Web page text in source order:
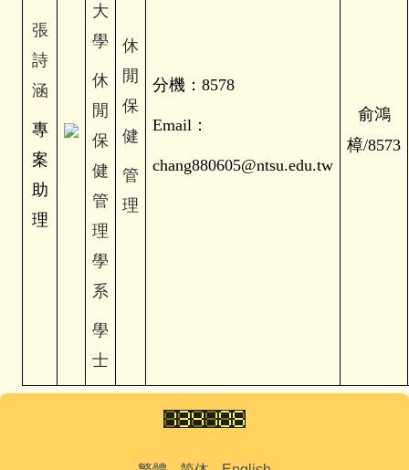
張
詩
涵
專
案
助
理
大
學
休
閒
保
健
管
理
學
系
學
士
休
閒
保
健
管
理
分機：8578
Email ：
chang880605@ntsu.edu.tw
俞鴻
樟/8573